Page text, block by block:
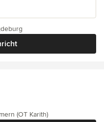
(OT Karith)